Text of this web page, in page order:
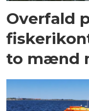
Overfald
to mænd